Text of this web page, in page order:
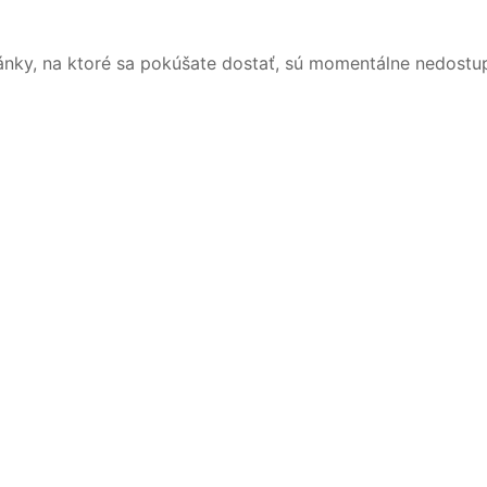
na ktoré sa pokúšate dostať, sú momentálne